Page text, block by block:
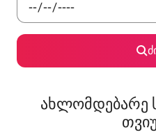
ახლომდებარე